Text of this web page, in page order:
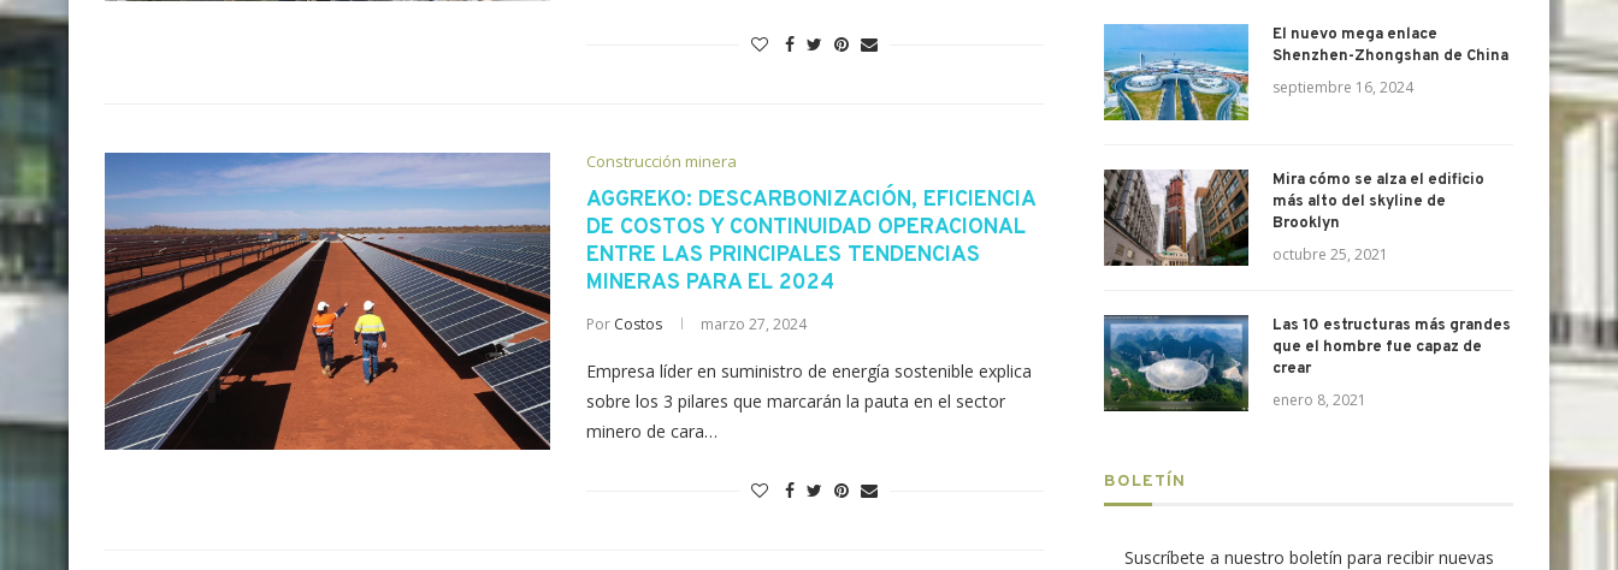
Construcción minera
AGGREKO: DESCARBONIZACIÓN, EFICIENCIA
DE COSTOS Y CONTINUIDAD OPERACIONAL
ENTRE LAS PRINCIPALES TENDENCIAS
MINERAS PARA EL 2024
Por Costos marzo 27, 2024
Empresa líder en suministro de energía sostenible explica
sobre los 3 pilares que marcarán la pauta en el sector
minero de cara…
El nuevo mega enlace
Shenzhen-Zhongshan de China
septiembre 16, 2024
Mira cómo se alza el edificio
más alto del skyline de
Brooklyn
octubre 25, 2021
Las 10 estructuras más grandes
que el hombre fue capaz de
crear
enero 8, 2021
BOLETÍN
Suscríbete a nuestro boletín para recibir nuevas